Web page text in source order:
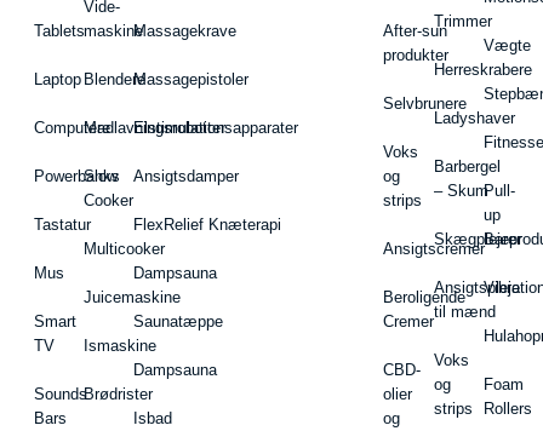
Tablets
Laptop
Computere
Powerbanks
Tastatur
Mus
Smart
TV
Sounds
Bars
Vide-
maskine
Blendere
Madlavningsrobotter
Slow
Cooker
Multicooker
Juicemaskine
Ismaskine
Brødrister
Massagekrave
Massagepistoler
Elstimulationsapparater
Ansigtsdamper
FlexRelief Knæterapi
Dampsauna
Saunatæppe
Dampsauna
Isbad
After-sun
produkter
Selvbrunere
Voks
og
strips
Ansigtscremer
Beroligende
Cremer
CBD-
olier
og
Trimmer
Herreskrabere
Ladyshaver
Barbergel
– Skum
Ansigtspleje
til mænd
Voks
og
strips
Vægte
Pull-
up
Barer
Foam
Rollers